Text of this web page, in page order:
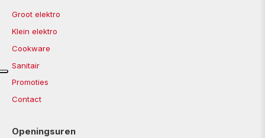
Groot elektro
Klein elektro
Cookware
Sanitair
Promoties
Contact
Openingsuren